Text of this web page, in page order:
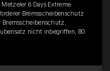
6 Days Extreme
Bremsscheibenschutz
nicht inbegriffen, 80